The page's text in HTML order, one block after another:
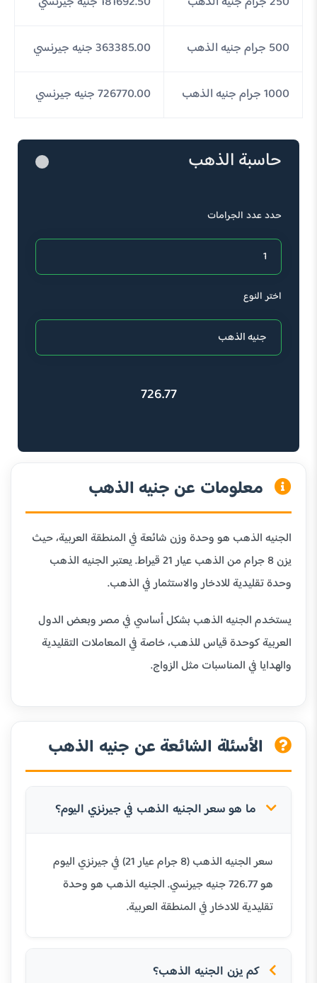
500 جرام جنيه الذهب 363385.00 جنيه جيرنسي
1000 جرام جنيه الذهب 726770.00 جنيه جيرنسي
حاسبة الذهب
حدد عدد الجرامات
اختر النوع
726.77
معلومات عن جنيه الذهب
الجنيه الذهب هو وحدة وزن شائعة في المنطقة العربية، حيث
يزن 8 جرام من الذهب عيار 21 قيراط. يعتبر الجنيه الذهب
وحدة تقليدية للادخار والاستثمار في الذهب.
يستخدم الجنيه الذهب بشكل أساسي في مصر وبعض الدول
العربية كوحدة قياس للذهب، خاصة في المعاملات التقليدية
والهدايا في المناسبات مثل الزواج.
الأسئلة الشائعة عن جنيه الذهب
ما هو سعر الجنيه الذهب في جيرنزي اليوم؟
سعر الجنيه الذهب (8 جرام عيار 21) في جيرنزي اليوم
هو 726.77 جنيه جيرنسي. الجنيه الذهب هو وحدة
تقليدية للادخار في المنطقة العربية.
كم يزن الجنيه الذهب؟